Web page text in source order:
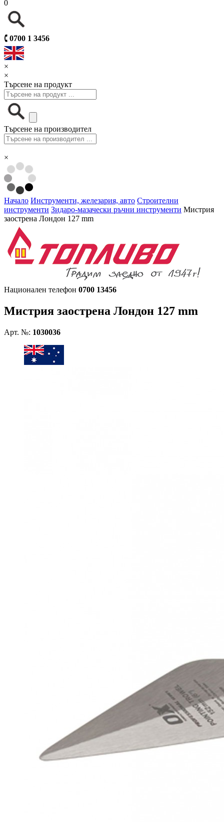
0
🕻 0700 1 3456
×
×
Търсене на продукт
Търсене на производител
×
Начало Инструменти, железария, авто Строителни
инструменти Зидаро-мазачески ръчни инструменти Мистрия
заострена Лондон 127 mm
Национален телефон 0700 13456
Мистрия заострена Лондон 127 mm
Арт. №: 1030036